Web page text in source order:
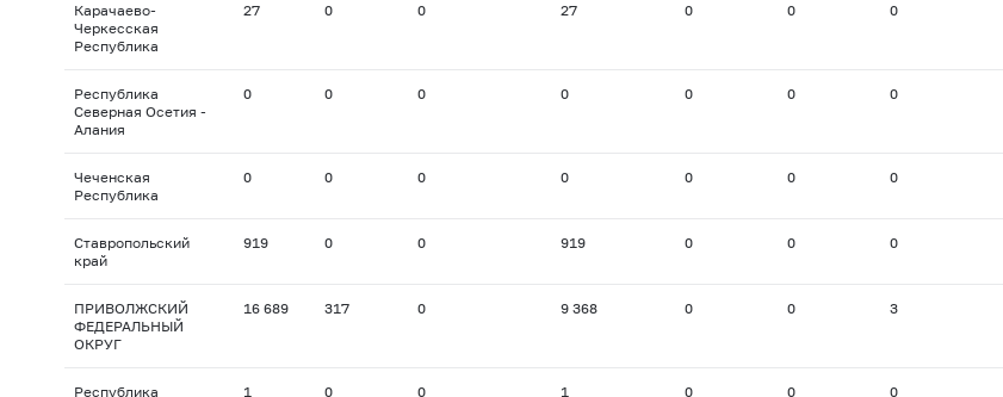
Карачаево-
Черкесская
Республика
27 0 0 27 0 0 0
Республика
Северная Осетия -
Алания
0 0 0 0 0 0 0
Чеченская
Республика
0 0 0 0 0 0 0
Ставропольский
край
919 0 0 919 0 0 0
ПРИВОЛЖСКИЙ
ФЕДЕРАЛЬНЫЙ
ОКРУГ
16 689 317 0 9 368 0 0 3
Республика 1 0 0 1 0 0 0